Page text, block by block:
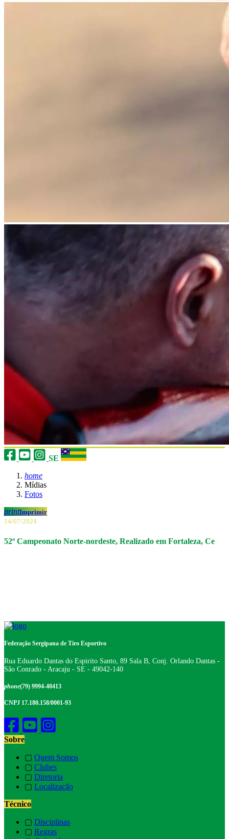
SE
home
Mídias
Fotos
printImprimir
14/07/2024
52º Campeonato Norte-nordeste, Realizado em Fortaleza, Ce
Federação Sergipana de Tiro Esportivo
Rua Eduardo Dantas do Espirito Santo, 89 Sala B, Conj. Orlando Dantas -
São Conrado - Aracaju - SE - 49042-140
phone(79) 9994-40413
CNPJ 17.180.158/0001-93
Sobre
▢ Quem Somos
▢ Clubes
▢ Diretoria
▢ Localização
Técnico
▢ Disciplinas
▢ Regras